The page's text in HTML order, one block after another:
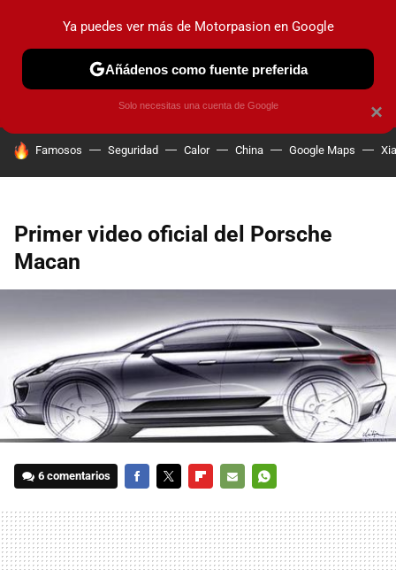
PRUEBAS COCHES ELÉCTRICOS OBSERVATORIO
HOY SE HABLA DE
Famosos Seguridad Calor China Google Maps
Primer video oficial del Porsche
Macan
6 comentarios
MAIL
×
Ya puedes ver más de Motorpasion en Google
Añádenos como fuente preferida
Solo necesitas una cuenta de Google